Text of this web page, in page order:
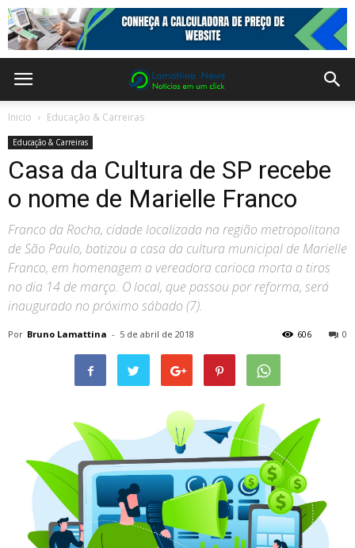
Inicio Educação & Carreiras
Educação & Carreiras
Casa da Cultura de SP recebe
o nome de Marielle Franco
Franco da Rocha, cidade localizada na região metropolitana
de São Paulo, batizou a casa da cultura municipal de Marielle
Franco, em homenagem a vereadora carioca morta a tiros
no dia 14 de março. O local, que passou por reforma, será
inaugurado no próximo sábado (7).
Por Bruno Lamattina - 5 de abril de 2018 0
606